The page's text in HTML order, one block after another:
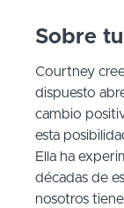
Sobre
Courtney
dispuesto
cambio
esta
Ella ha
décadas de
nosotros